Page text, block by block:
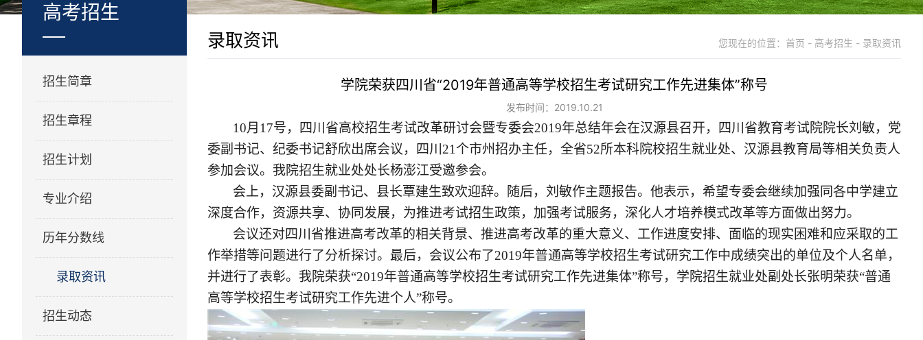
高考招生
招生简章
招生章程
招生计划
专业介绍
历年分数线
录取资讯
招生动态
录取资讯 您现在的位置：首页 - 高考招生 - 录取资讯
学院荣获四川省“2019年普通高等学校招生考试研究工作先进集体”称号
发布时间：2019.10.21
10月17号，四川省高校招生考试改革研讨会暨专委会2019年总结年会在汉源县召开，四川省教育考试院院长刘敏，党
委副书记、纪委书记舒欣出席会议 ，四川 21个市州招办主任，全省52所本科院校招生就业处、 汉源县教育局等相关负责人
参加会议。我院招生就业处处长杨澎江受邀参会。
会上，汉源县委副书记、县长覃建生致欢迎辞。 随后，刘敏作主题报告。他表示，希望专委会继续加强同各中学建立
深度合作，资源共享、协同发展，为推进考试招生政策，加强考试服务，深化人才培养模式改革等方面做出努力。
会议还对四川省推进高考改革的相关背景、推进高考改革的重大意义、工作进度安排、面临的现实困难和应采取的工
作举措等问题进行了分析探讨。最后， 会议公布了2019年普通高等学校招生考试研究工作中成绩突出的单位及个人名单，
并进行了表彰。我院荣获“2019年普通高等学校招生考试研究工作先进集体”称号， 学院招生就业处副处长张明荣获“普通
高等学校招生考试研究工作先进个人”称号。